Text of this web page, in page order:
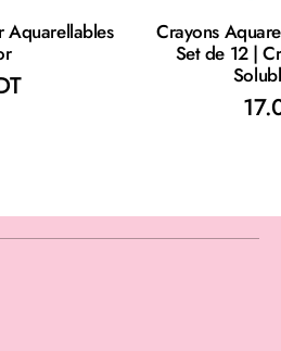
Aquarellables
Crayons
Set de 12 |